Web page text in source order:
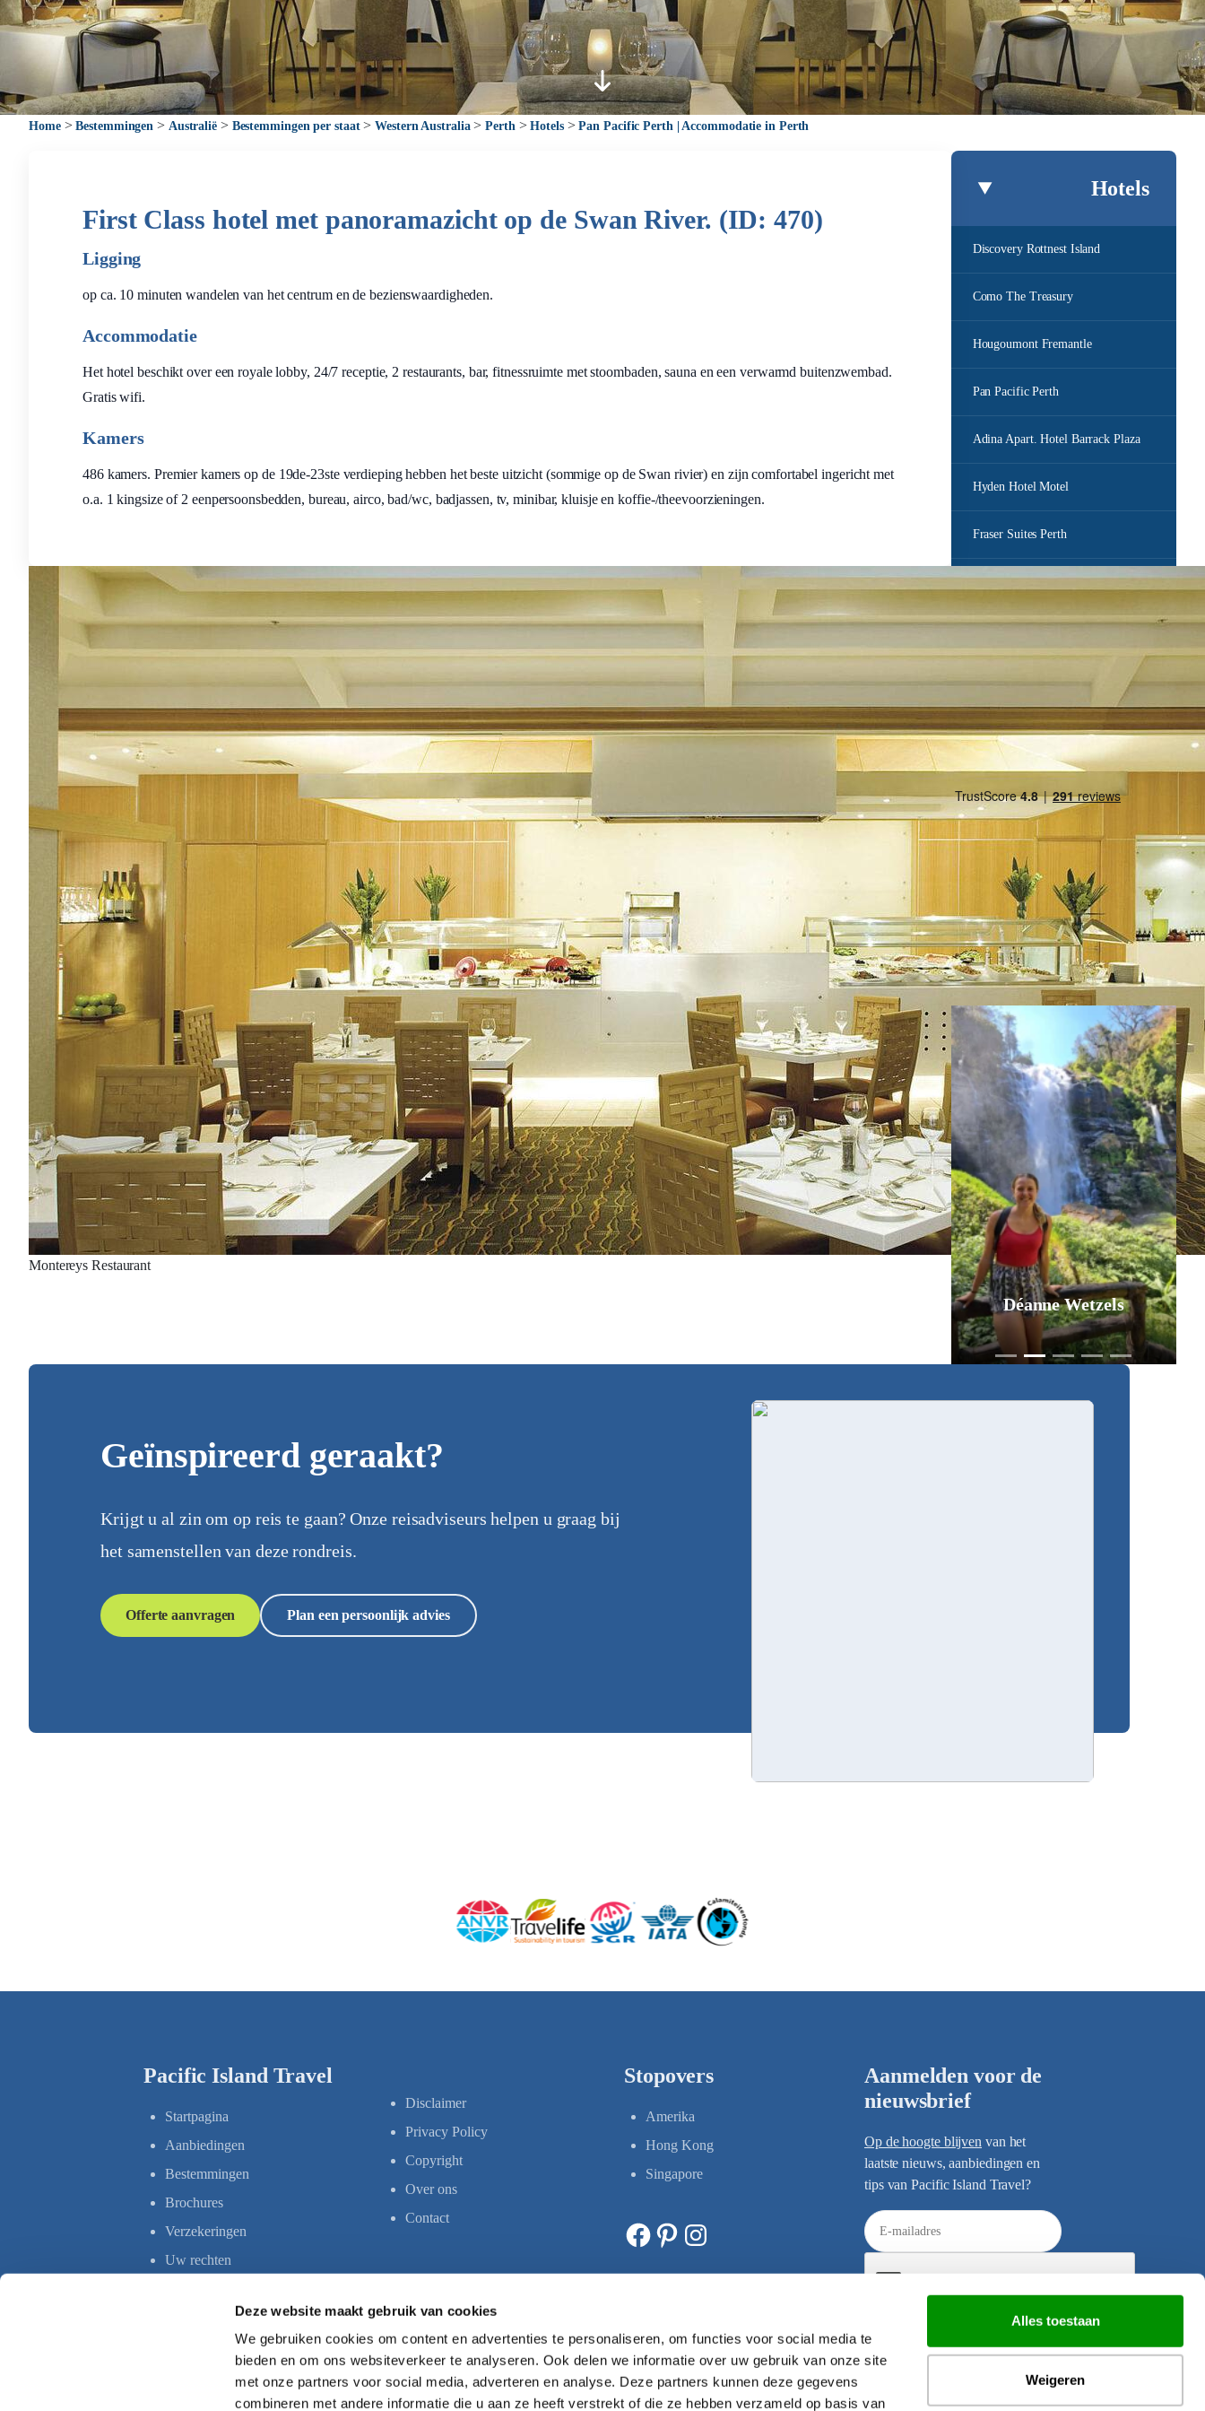
Deze website maakt gebruik van cookies
We gebruiken cookies om content en advertenties te personaliseren, om functies voor social media te
bieden en om ons websiteverkeer te analyseren. Ook delen we informatie over uw gebruik van onze site
met onze partners voor social media, adverteren en analyse. Deze partners kunnen deze gegevens
combineren met andere informatie die u aan ze heeft verstrekt of die ze hebben verzameld op basis van
Alles toestaan
Weigeren
Home>Bestemmingen > Australië> Bestemmingen per staat>Western Australia>Perth >Hotels>Pan Pacific Perth | Accommodatie in Perth
Hotels
Discovery Rottnest Island
Como The Treasury
Hougoumont Fremantle
Pan Pacific Perth
Adina Apart. Hotel Barrack Plaza
Hyden Hotel Motel
Fraser Suites Perth
Travelodge Perth
Bel ons
Offerte aanvragen
Inspiratie nodig?
Déanne Wetzels
First Class hotel met panoramazicht op de Swan River. (ID: 470)
Ligging
op ca. 10 minuten wandelen van het centrum en de bezienswaardigheden.
Accommodatie
Het hotel beschikt over een royale lobby, 24/7 receptie, 2 restaurants, bar, fitnessruimte met stoombaden, sauna en een verwarmd buitenzwembad.
Gratis wifi.
Kamers
486 kamers. Premier kamers op de 19de-23ste verdieping hebben het beste uitzicht (sommige op de Swan rivier) en zijn comfortabel ingericht met
o.a. 1 kingsize of 2 eenpersoonsbedden, bureau, airco, bad/wc, badjassen, tv, minibar, kluisje en koffie-/theevoorzieningen.
Montereys Restaurant
Geïnspireerd geraakt?
Krijgt u al zin om op reis te gaan? Onze reisadviseurs helpen u graag bij
het samenstellen van deze rondreis.
Offerte aanvragen Plan een persoonlijk advies
Pacific Island Travel
Startpagina
Aanbiedingen
Bestemmingen
Brochures
Verzekeringen
Uw rechten
Disclaimer
Privacy Policy
Copyright
Over ons
Contact
Stopovers
Amerika
Hong Kong
Singapore
Facebook Pinterest Instagram
Aanmelden voor de
nieuwsbrief
Op de hoogte blijven van het
laatste nieuws, aanbiedingen en
tips van Pacific Island Travel?
E
-
a
d